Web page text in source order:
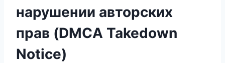
нарушении авторских
прав (DMCA Takedown
Notice)